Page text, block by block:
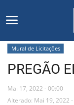
Início
Editais
Mural de Licitações
PREGÃO
Mai 17, 2022 - 00:00
Alterado: Mai 19, 2022 -